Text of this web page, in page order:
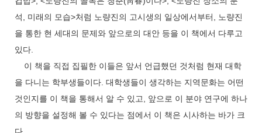
석, 미래의 모습>처럼 노량진의 고시생의 일상에서부터, 노량진
을 통한 현 세대의 문제와 앞으로의 대안 등을 이 책에서 다루고
있다.
이 책을 직접 집필한 이들은 앞서 언급했던 것처럼 현재 대학
을 다니는 학부생들이다. 대학생들이 생각하는 지역문화는 어떤
것인지를 이 책을 통해서 알 수 있고, 앞으로 이 분야 연구에 하나
의 방향을 설정해 볼 수 있다는 점에서 이 책은 시사하는 바가 크